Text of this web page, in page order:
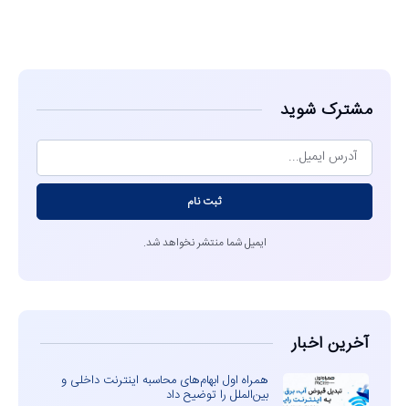
مشترک شوید
ثبت نام
ایمیل شما منتشر نخواهد شد.
آخرین اخبار
همراه اول ابهام‌های محاسبه اینترنت داخلی و
بین‌الملل را توضیح داد